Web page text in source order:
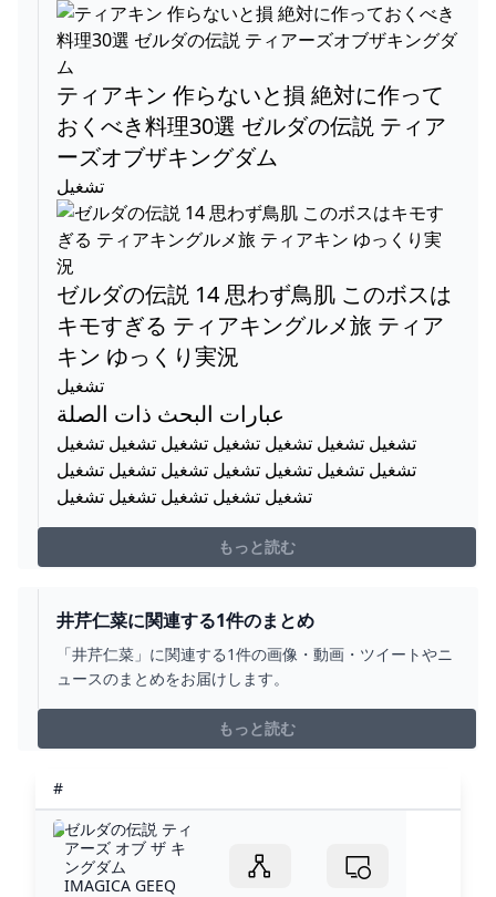
ティアキン 作らないと損 絶対に作って
おくべき料理30選 ゼルダの伝説 ティア
ーズオブザキングダム
تشغيل
ゼルダの伝説 14 思わず鳥肌 このボスは
キモすぎる ティアキングルメ旅 ティア
キン ゆっくり実況
تشغيل
عبارات البحث ذات الصلة
تشغيل تشغيل تشغيل تشغيل تشغيل تشغيل تشغيل
تشغيل تشغيل تشغيل تشغيل تشغيل تشغيل تشغيل
تشغيل تشغيل تشغيل تشغيل تشغيل
もっと読む
井芹仁菜に関連する1件のまとめ
「井芹仁菜」に関連する1件の画像・動画・ツイートやニ
ュースのまとめをお届けします。
もっと読む
#
ゼルダの伝説 ティ
アーズ オブ ザ キ
ングダム
IMAGICA GEEQ